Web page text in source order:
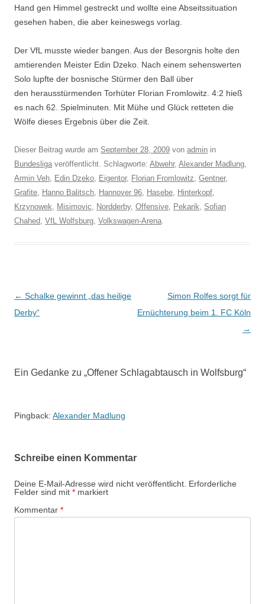
Hand gen Himmel gestreckt und wollte eine Abseitssituation
gesehen haben, die aber keineswegs vorlag.
Der VfL musste wieder bangen. Aus der Besorgnis holte den
amtierenden Meister Edin Dzeko. Nach einem sehenswerten
Solo lupfte der bosnische Stürmer den Ball über
den herausstürmenden Torhüter Florian Fromlowitz. 4:2 hieß
es nach 62. Spielminuten. Mit Mühe und Glück retteten die
Wölfe dieses Ergebnis über die Zeit.
Dieser Beitrag wurde am September 28, 2009 von admin in
Bundesliga veröffentlicht. Schlagworte: Abwehr, Alexander Madlung,
Armin Veh, Edin Dzeko, Eigentor, Florian Fromlowitz, Gentner,
Grafite, Hanno Balitsch, Hannover 96, Hasebe, Hinterkopf,
Krzynowek, Misimovic, Nordderby, Offensive, Pekarik, Sofian
Chahed, VfL Wolfsburg, Volkswagen-Arena.
Beitrags-
Navigation
← Schalke gewinnt „das heilige
Derby“
Simon Rolfes sorgt für
Ernüchterung beim 1. FC Köln
→
Ein Gedanke zu „Offener Schlagabtausch in Wolfsburg“
Pingback: Alexander Madlung
Schreibe einen Kommentar
Deine E-Mail-Adresse wird nicht veröffentlicht. Erforderliche
Felder sind mit * markiert
Kommentar *